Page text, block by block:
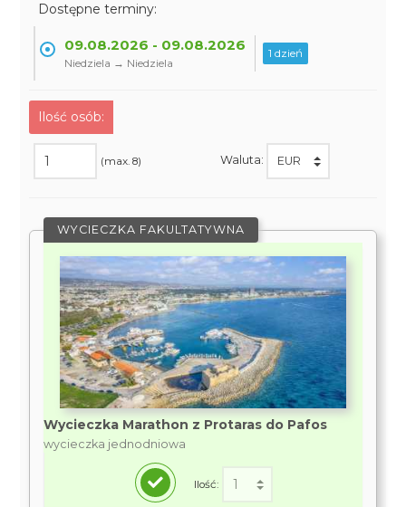
Dostępne terminy:
09.08.2026 - 09.08.2026
Niedziela → Niedziela
1 dzień
Ilość osób:
(max. 8) Waluta:
WYCIECZKA FAKULTATYWNA
Wycieczka Marathon z Protaras do Pafos
wycieczka jednodniowa
Ilość: